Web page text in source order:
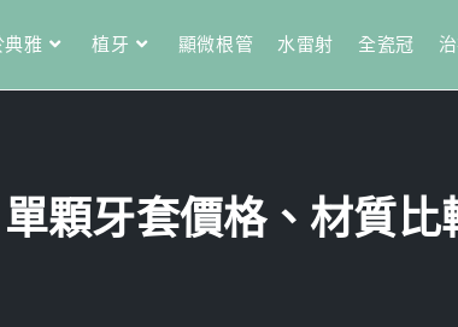
典雅 植牙 顯微根管 水雷射 全瓷冠
顆牙套價格、材質比